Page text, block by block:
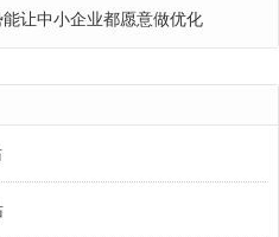
让中小企业都愿意做优化